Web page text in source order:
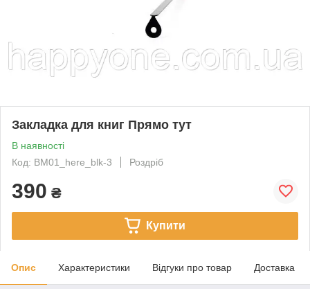
Закладка для книг Прямо тут
В наявності
Код: BM01_here_blk-3
Роздріб
390 ₴
Купити
Опис Характеристики Відгуки про товар Доставка